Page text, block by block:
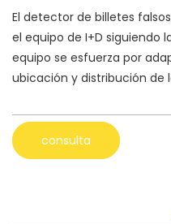
El detector de billetes
el equipo de I+D siguiendo
equipo se esfuerza por
ubicación y distribución de
consulta